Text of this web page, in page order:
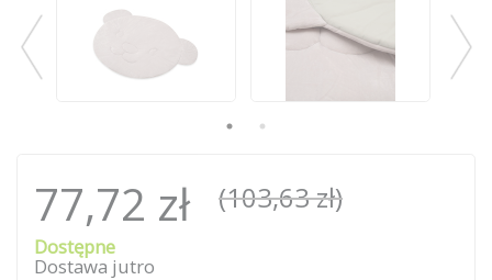
77,72 zł (103,63 zł)
Dostępne
Dostawa jutro